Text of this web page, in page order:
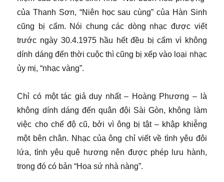
của Thanh Sơn, “Niên học sau cùng” của Hàn Sinh
cũng bị cấm. Nói chung các dòng nhạc được viết
trước ngày 30.4.1975 hầu hết đều bị cấm vì không
dính dáng đến thời cuộc thì cũng bị xếp vào loại nhạc
ủy mị, “nhạc vàng”.
Chỉ có một tác giả duy nhất – Hoàng Phương – là
không dính dáng đến quân đội Sài Gòn, không làm
việc cho chế độ cũ, bởi vì ông bị tật – khập khiễng
một bên chân. Nhạc của ông chỉ viết về tình yêu đôi
lứa, tình yêu quê hương nên được phép lưu hành,
trong đó có bản “Hoa sứ nhà nàng”.